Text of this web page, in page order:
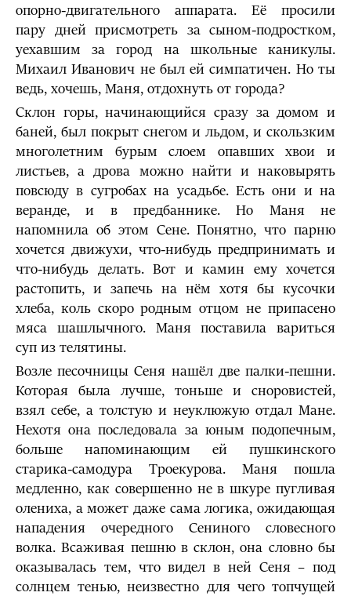
опорно-двигательного аппарата. Её просили
пару дней присмотреть за сыном-подростком,
уехавшим за город на школьные каникулы.
Михаил Иванович не был ей симпатичен. Но ты
ведь, хочешь, Маня, отдохнуть от города?
Склон горы, начинающийся сразу за домом и
баней, был покрыт снегом и льдом, и скользким
многолетним бурым слоем опавших хвои и
листьев, а дрова можно найти и наковырять
повсюду в сугробах на усадьбе. Есть они и на
веранде, и в предбаннике. Но Маня не
напомнила об этом Сене. Понятно, что парню
хочется движухи, что-нибудь предпринимать и
что-нибудь делать. Вот и камин ему хочется
растопить, и запечь на нём хотя бы кусочки
хлеба, коль скоро родным отцом не припасено
мяса шашлычного. Маня поставила вариться
суп из телятины.
Возле песочницы Сеня нашёл две палки-пешни.
Которая была лучше, тоньше и сноровистей,
взял себе, а толстую и неуклюжую отдал Мане.
Нехотя она последовала за юным подопечным,
больше напоминающим ей пушкинского
старика-самодура Троекурова. Маня пошла
медленно, как совершенно не в шкуре пугливая
олениха, а может даже сама логика, ожидающая
нападения очередного Сениного словесного
волка. Всаживая пешню в склон, она словно бы
оказывалась тем, что видел в ней Сеня – под
солнцем тенью, неизвестно для чего топчущей